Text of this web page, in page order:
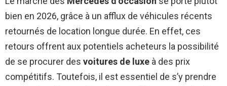
bien en 2026, grâce à un afflux de véhicules récents
retournés de location longue durée. En effet, ces
retours offrent aux potentiels acheteurs la possibilité
de se procurer des voitures de luxe à des prix
compétitifs. Toutefois, il est essentiel de s’y prendre